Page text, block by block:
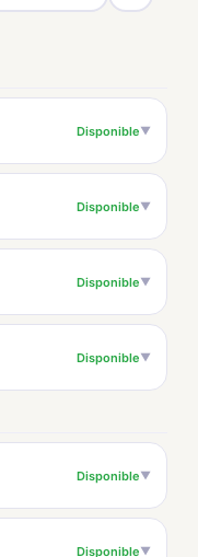
Disponible▼
Disponible▼
Disponible▼
Disponible▼
Disponible▼
Disponible▼